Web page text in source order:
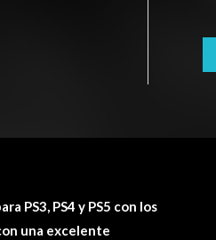
PS3, PS4 y PS5 con los
una excelente